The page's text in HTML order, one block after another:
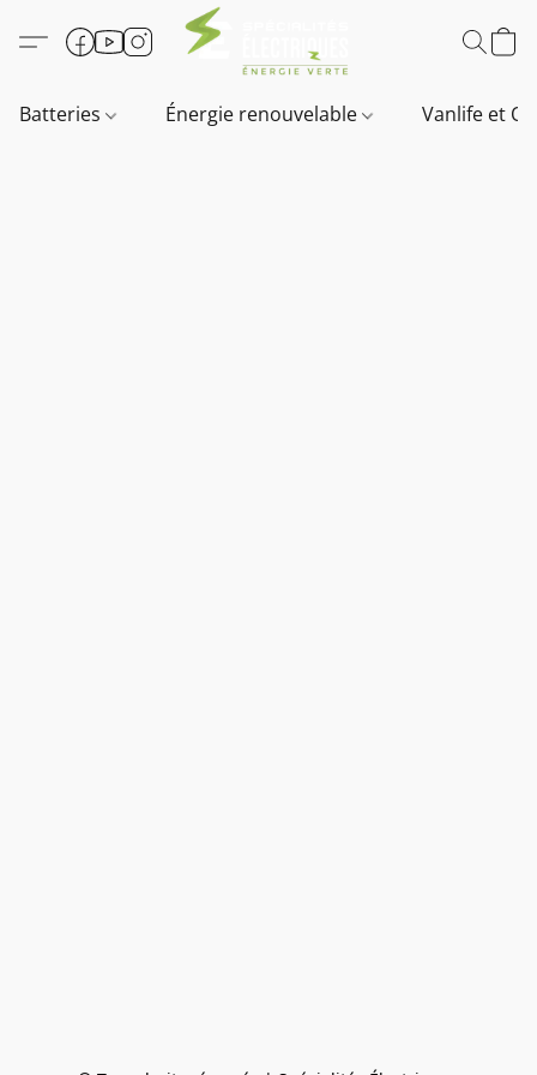
Batteries Énergie renouvelable Vanlife et